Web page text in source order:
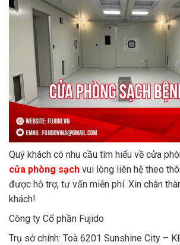
Quý khách có nhu cầu tìm hiểu về cửa
cửa phòng sạch vui lòng liên hệ theo
được hỗ trợ, tư vấn miễn phí. Xin chân
khách!
Công ty Cổ phần Fujido
Trụ sở chính: Toà 6201 Sunshine City –